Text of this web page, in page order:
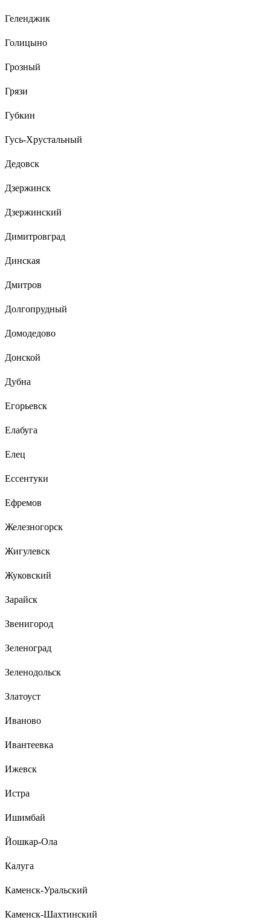
Геленджик
Голицыно
Грозный
Грязи
Губкин
Гусь-Хрустальный
Дедовск
Дзержинск
Дзержинский
Димитровград
Динская
Дмитров
Долгопрудный
Домодедово
Донской
Дубна
Егорьевск
Елабуга
Елец
Ессентуки
Ефремов
Железногорск
Жигулевск
Жуковский
Зарайск
Звенигород
Зеленоград
Зеленодольск
Златоуст
Иваново
Ивантеевка
Ижевск
Истра
Ишимбай
Йошкар-Ола
Калуга
Каменск-Уральский
Каменск-Шахтинский